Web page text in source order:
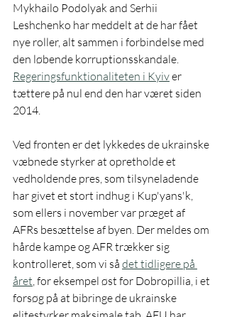
Mykhailo Podolyak and Serhii
Leshchenko har meddelt at de har fået
nye roller, alt sammen i forbindelse med
den løbende korruptionsskandale.
Regeringsfunktionaliteten i Kyiv er
tættere på nul end den har været siden
2014.
Ved fronten er det lykkedes de ukrainske
væbnede styrker at opretholde et
vedholdende pres, som tilsyneladende
har givet et stort indhug i Kup'yans'k,
som ellers i november var præget af
AFRs besættelse af byen. Der meldes om
hårde kampe og AFR trækker sig
kontrolleret, som vi så det tidligere på
året, for eksempel øst for Dobropillia, i et
forsøg på at bibringe de ukrainske